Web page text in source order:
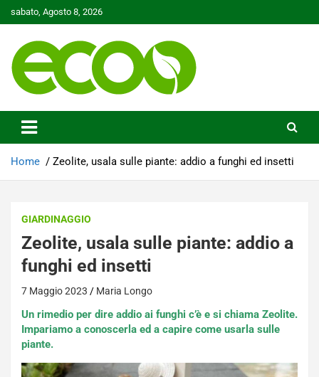
to
sabato, Agosto 8, 2026
Ecoo.it
Home Zeolite, usala sulle piante: addio a funghi ed insetti
GIARDINAGGIO
Zeolite, usala sulle piante: addio a
funghi ed insetti
7 Maggio 2023 Maria Longo
Un rimedio per dire addio ai funghi c’è e si chiama Zeolite.
Impariamo a conoscerla ed a capire come usarla sulle
piante.